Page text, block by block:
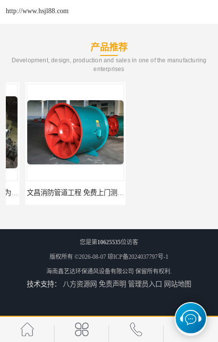
http://www.hsjl88.com
产品推荐
Development, design, production and sales in one of the manufacturing
enterprises
文昌消防管道工程 免费上门测量设计
免费上门测量设计 屯昌县消防排烟辅材 免费设计 屯昌县地下室新风工厂
您是第10625535位访客
版权所有 ©2026-08-07 琼ICP备2024037797号-1
海南鑫艺达环保通风设备有限公司 保留所有权利.
技术支持： 八方资源网 免责声明 管理员入口 网站地图